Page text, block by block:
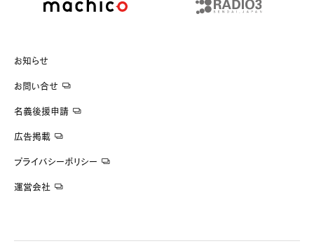
お知らせ
お問い合せ
名義後援申請
広告掲載
プライバシーポリシー
運営会社